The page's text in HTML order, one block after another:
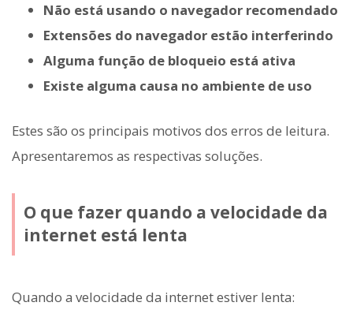
Não está usando o navegador recomendado
Extensões do navegador estão interferindo
Alguma função de bloqueio está ativa
Existe alguma causa no ambiente de uso
Estes são os principais motivos dos erros de leitura.
Apresentaremos as respectivas soluções.
O que fazer quando a velocidade da
internet está lenta
Quando a velocidade da internet estiver lenta: